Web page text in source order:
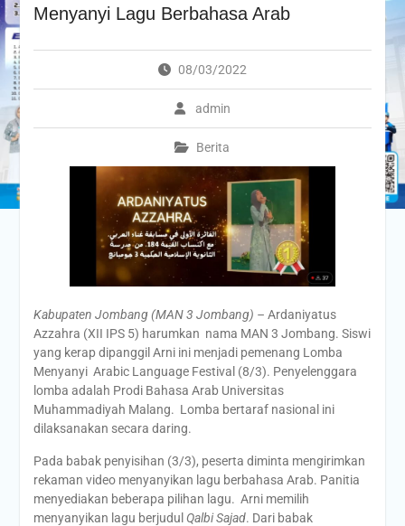
Menyanyi Lagu Berbahasa Arab
08/03/2022
admin
Berita
Kabupaten Jombang (MAN 3 Jombang) – Ardaniyatus
Azzahra (XII IPS 5) harumkan nama MAN 3 Jombang. Siswi
yang kerap dipanggil Arni ini menjadi pemenang Lomba
Menyanyi Arabic Language Festival (8/3). Penyelenggara
lomba adalah Prodi Bahasa Arab Universitas
Muhammadiyah Malang. Lomba bertaraf nasional ini
dilaksanakan secara daring.
Pada babak penyisihan (3/3), peserta diminta mengirimkan
rekaman video menyanyikan lagu berbahasa Arab. Panitia
menyediakan beberapa pilihan lagu. Arni memilih
menyanyikan lagu berjudul Qalbi Sajad. Dari babak